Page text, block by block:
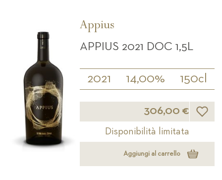
Appius
APPIUS 2021 DOC 1,5L
2021 14,00% 150cl
306,00 €
Disponibilità limitata
Aggiungi al carrello